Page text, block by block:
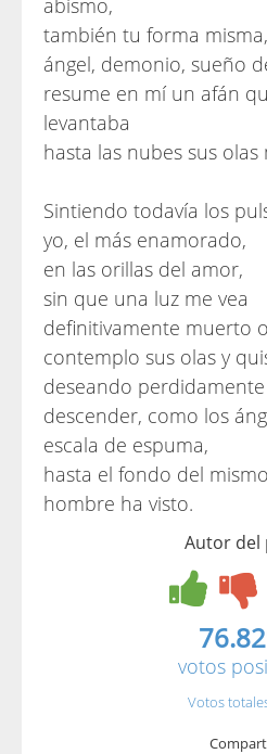
abismo,
también tu forma misma,
ángel, demonio, sueño
resume en mí un afán
levantaba
hasta las nubes sus olas
Sintiendo todavía los
yo, el más enamorado,
en las orillas del amor,
sin que una luz me vea
definitivamente muerto
contemplo sus olas y
deseando perdidamente
descender, como los
escala de espuma,
hasta el fondo del
hombre ha visto.
Autor del
votos
Votos